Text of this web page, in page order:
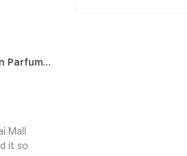
Elysees Fashion Parfums Purity Vanilla
Mall
it so